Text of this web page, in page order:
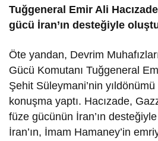
Tuğgeneral Emir Ali
gücü İran’ın desteğiyle
Öte yandan, Devrim
Gücü Komutanı Tuğgeneral
Şehit Süleymani’nin
konuşma yaptı. Hacızade,
füze gücünün İran’ın
İran’ın, İmam Hamaney’in